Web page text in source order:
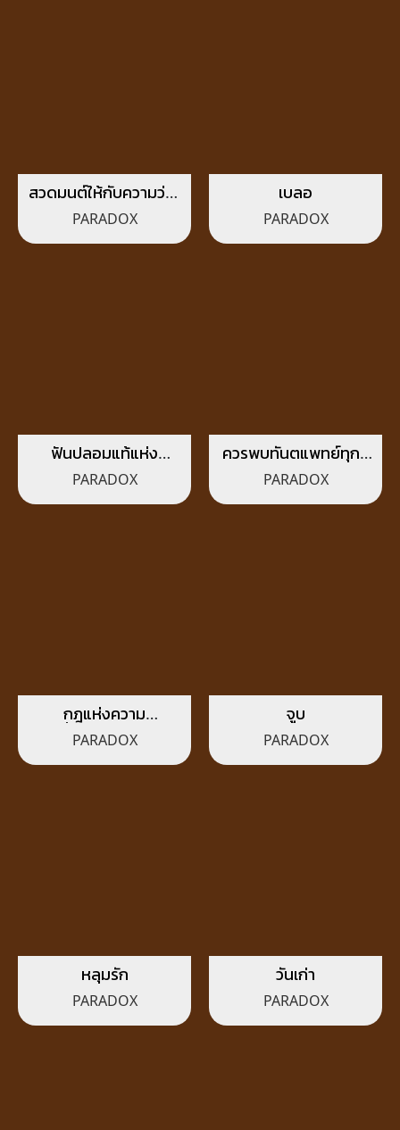
สวดมนต์ให้กับความว่าง
เปล่า
PARADOX
เบลอ
PARADOX
ฟันปลอมแท้แห่ง
จักรวาล
PARADOX
ควรพบทันตแพทย์ทุกๆ
6 เดือน
PARADOX
กฎแห่งความ
เปลี่ยนแปลงไม่เคย
เปลี่ยน
PARADOX
จูบ
PARADOX
หลุมรัก
PARADOX
วันเก่า
PARADOX